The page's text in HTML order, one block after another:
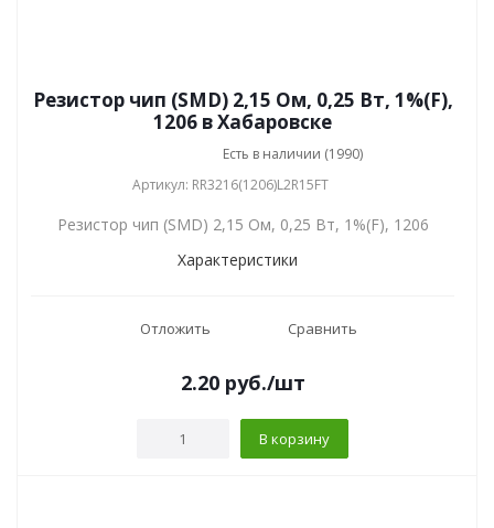
Резистор чип (SMD) 2,15 Ом, 0,25 Вт, 1%(F),
1206 в Хабаровске
Есть в наличии (1990)
Артикул: RR3216(1206)L2R15FT
Резистор чип (SMD) 2,15 Ом, 0,25 Вт, 1%(F), 1206
Характеристики
Отложить Сравнить
2.20 руб./шт
В корзину